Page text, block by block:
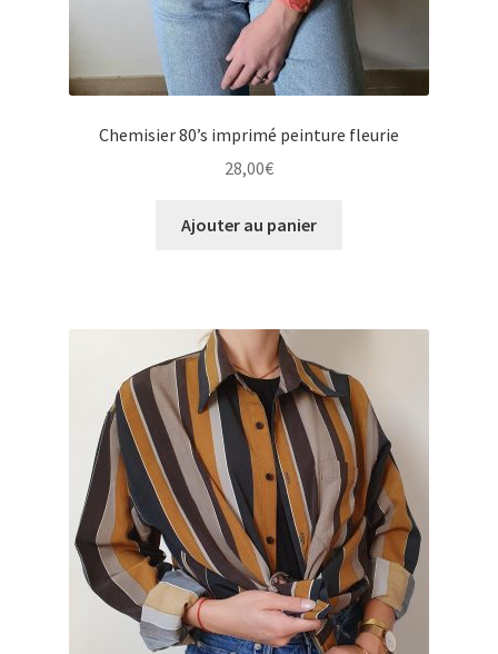
Chemisier 80’s imprimé peinture fleurie
28,00€
Ajouter au panier